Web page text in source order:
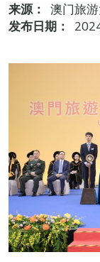
来源：
澳门旅
发布日期：